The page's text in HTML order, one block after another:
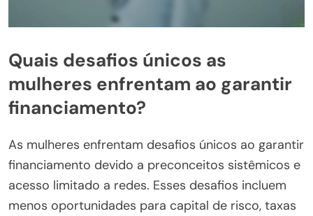
Quais desafios únicos as
mulheres enfrentam ao garantir
financiamento?
As mulheres enfrentam desafios únicos ao garantir
financiamento devido a preconceitos sistêmicos e
acesso limitado a redes. Esses desafios incluem
menos oportunidades para capital de risco, taxas